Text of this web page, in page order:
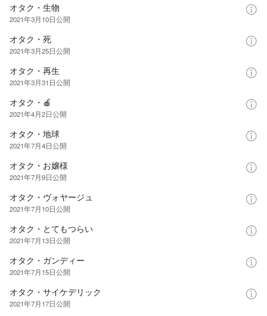
オタク・生物
2021年3月10日公開
オタク・死
2021年3月25日公開
オタク・再生
2021年3月31日公開
オタク・🍎
2021年4月2日公開
オタク・地球
2021年7月4日公開
オタク・お嬢様
2021年7月9日公開
オタク・ヴォヤージュ
2021年7月10日公開
オタク・とてもつらい
2021年7月13日公開
オタク・ガンディー
2021年7月15日公開
オタク・サイケデリック
2021年7月17日公開